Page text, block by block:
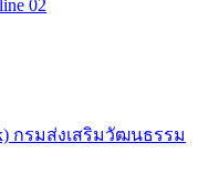
02
กรมส่งเสริมวัฒนธรรม